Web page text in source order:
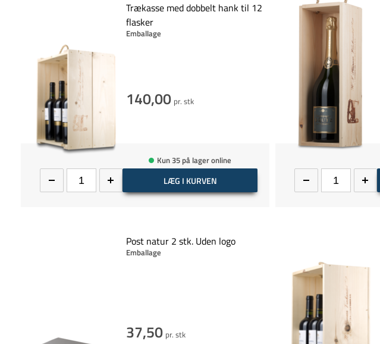
Trækasse med dobbelt hank til 12
flasker
Emballage
140,00 pr. stk
Kun 35 på lager online
LÆG I KURVEN
Post natur 2 stk. Uden logo
Emballage
37,50 pr. stk